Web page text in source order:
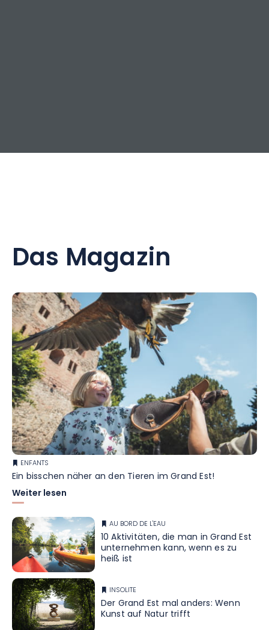
Das Magazin
ENFANTS
Ein bisschen näher an den Tieren im Grand Est!
Weiter lesen
AU BORD DE L'EAU
10 Aktivitäten, die man in Grand Est
unternehmen kann, wenn es zu
heiß ist
INSOLITE
Der Grand Est mal anders: Wenn
Kunst auf Natur trifft